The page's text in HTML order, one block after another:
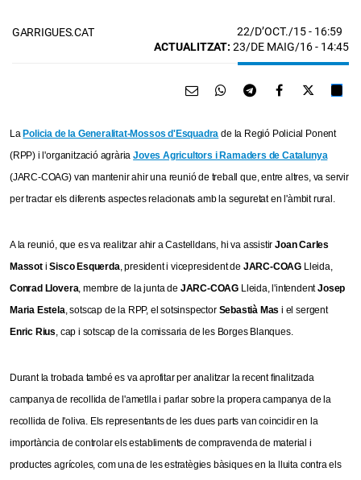
GARRIGUES.CAT 22/D’OCT./15- 16:59
ACTUALITZAT: 23/DE MAIG/16 - 14:45
La Policia de la Generalitat-Mossos d'Esquadra de la Regió Policial Ponent
(RPP) i l'organització agràriaJoves Agricultors i Ramaders de Catalunya
(JARC-COAG) van mantenir ahir una reunió de treball que, entre altres, va servir
per tractar els diferents aspectes relacionats amb la seguretat en l'àmbit rural.
A la reunió, que es va realitzar ahir a Castelldans, hi va assistirJoan Carles
MassotiSisco Esquerda, president i vicepresident de JARC-COAG Lleida,
Conrad Llovera, membre de la junta de JARC-COAG Lleida, l'intendentJosep
Maria Estela, sotscap de la RPP, el sotsinspector Sebastià Mas i el sergent
Enric Rius, cap i sotscap de la comissaria de les Borges Blanques.
Durant la trobada també es va aprofitar per analitzar la recent finalitzada
campanya de recollida de l'ametlla i parlar sobre la propera campanya de la
recollida de l'oliva. Els representants de les dues parts van coincidir en la
importància de controlar els establiments de compravenda de material i
productes agrícoles, com una de les estratègies bàsiques en la lluita contra els